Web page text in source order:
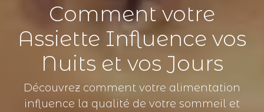
Comment votre
Assiette Influence vos
Nuits et vos Jours
Découvrez comment votre alimentation
influence la qualité de votre sommeil et